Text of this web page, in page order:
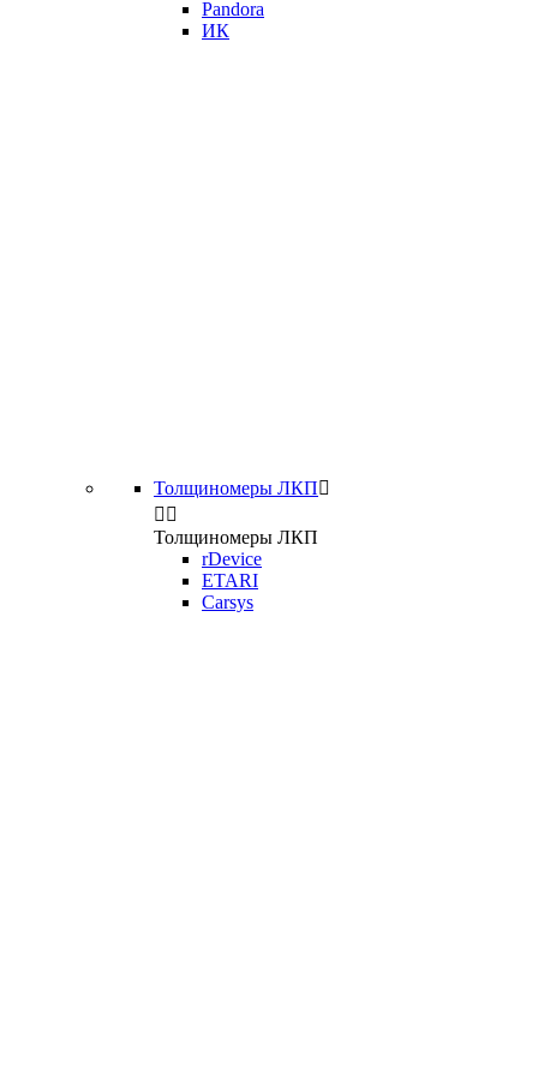
Pandora
ИК
Толщиномеры ЛКП
 
Толщиномеры ЛКП
rDevice
ETARI
Carsys